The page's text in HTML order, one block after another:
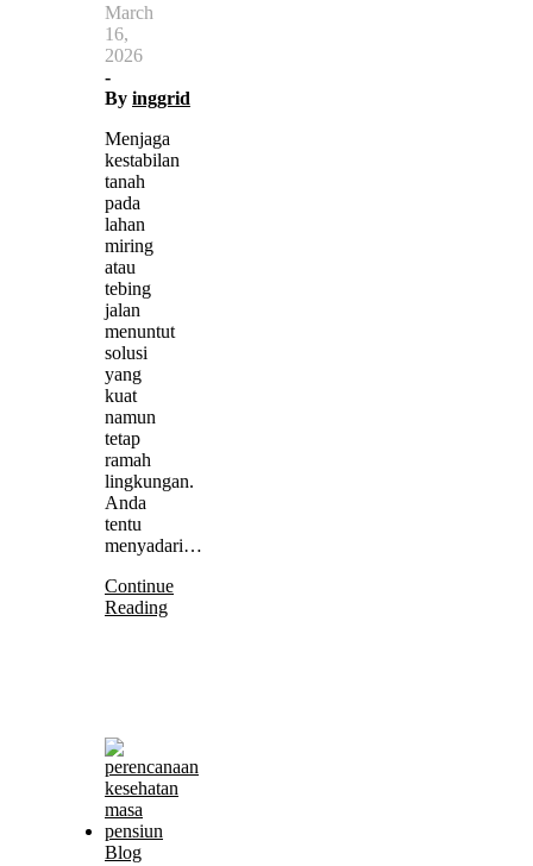
March
16,
2026
-
By inggrid
Menjaga
kestabilan
tanah
pada
lahan
miring
atau
tebing
jalan
menuntut
solusi
yang
kuat
namun
tetap
ramah
lingkungan.
Anda
tentu
menyadari…
Continue
Reading
Blog